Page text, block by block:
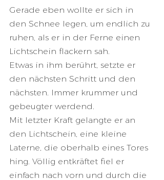
Gerade eben wollte er sich in
den Schnee legen, um endlich zu
ruhen, als er in der Ferne einen
Lichtschein flackern sah.
Etwas in ihm berührt, setzte er
den nächsten Schritt und den
nächsten. Immer krummer und
gebeugter werdend.
Mit letzter Kraft gelangte er an
den Lichtschein, eine kleine
Laterne, die oberhalb eines Tores
hing. Völlig entkräftet fiel er
einfach nach vorn und durch die